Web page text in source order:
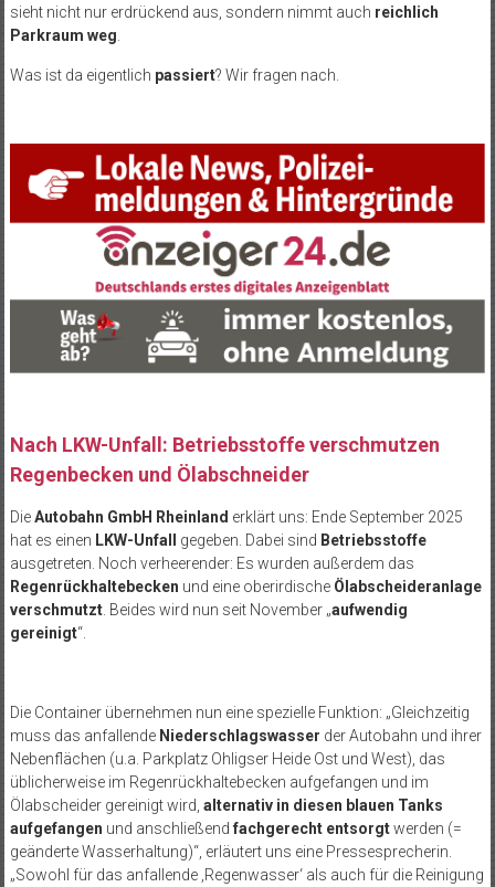
sieht nicht nur erdrückend aus, sondern nimmt auch reichlich
Parkraum weg
Was ist da eigentlich passiert? Wir fragen nach.
Nach LKW-Unfall: Betriebsstoffe verschmutzen
Regenbecken und Ölabschneider
DieAutobahn GmbH Rheinland erklärt uns: Ende September 2025
hat es einen LKW-Unfall gegeben. Dabei sind Betriebsstoffe
ausgetreten. Noch verheerender: Es wurden außerdem das
Regenrückhaltebecken und eine oberirdische Ölabscheideranlage
verschmutzt. Beides wird nun seit November „aufwendig
gereinigt“.
Die Container übernehmen nun eine spezielle Funktion: „Gleichzeitig
muss das anfallende Niederschlagswasser der Autobahn und ihrer
Nebenflächen (u.a. Parkplatz Ohligser Heide Ost und West), das
üblicherweise im Regenrückhaltebecken aufgefangen und im
Ölabscheider gereinigt wird, alternativ in diesen blauen Tanks
aufgefangen und anschließend fachgerecht entsorgtwerden (=
geänderte Wasserhaltung)“, erläutert uns eine Pressesprecherin.
„Sowohl für das anfallende ‚Regenwasser‘ als auch für die Reinigung